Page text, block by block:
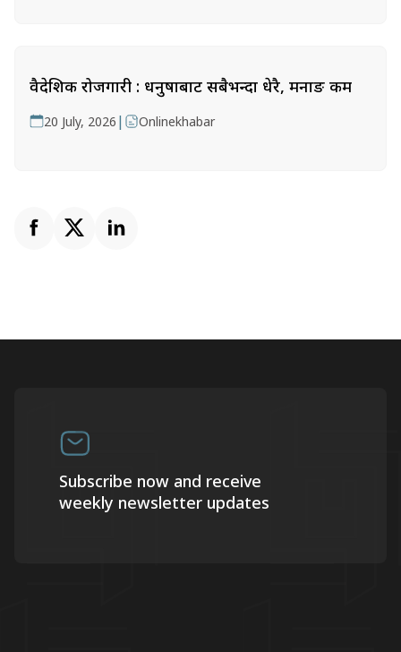
वैदेशिक रोजगारी : धनुषाबाट सबैभन्दा धेरै, मनाङ कम
20 July, 2026 | Onlinekhabar
Subscribe now and receive
weekly newsletter updates